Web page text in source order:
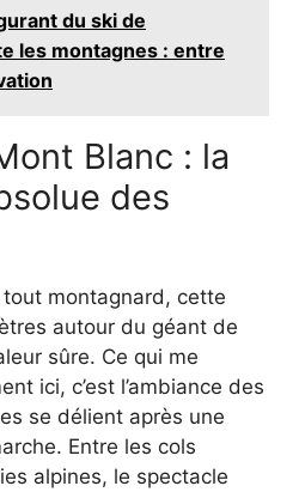
du ski de
les montagnes : entre
Blanc : la
des
montagnard, cette
autour du géant de
sûre. Ce qui me
ici, c’est l’ambiance des
se délient après une
Entre les cols
alpines, le spectacle